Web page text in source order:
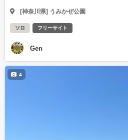
[神奈川県] うみかぜ公園
ソロ フリーサイト
Gen
4